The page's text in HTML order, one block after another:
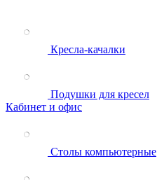
Кресла-качалки
Подушки для кресел
Кабинет и офис
Столы компьютерные